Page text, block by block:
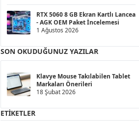
RTX 5060 8 GB Ekran Kartlı Lancea
- AGK OEM Paket İncelemesi
1 Ağustos 2026
SON OKUDUĞUNUZ YAZILAR
Klavye Mouse Takılabilen Tablet
Markaları Önerileri
18 Şubat 2026
ETIKETLER